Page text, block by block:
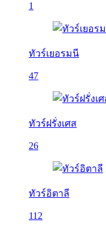
1
ทัวร์เยอรมนี
47
ทัวร์ฝรั่งเศส
26
ทัวร์อิตาลี
112